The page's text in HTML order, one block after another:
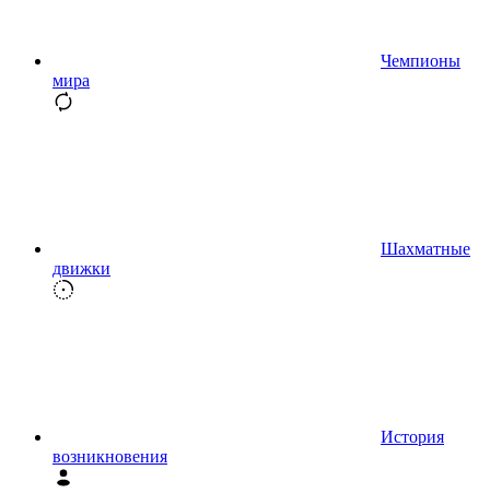
Чемпионы
мира
Шахматные
движки
История
возникновения